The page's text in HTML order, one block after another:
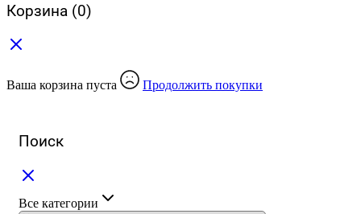
Корзина (0)
Ваша корзина пуста Продолжить покупки
Поиск
Все категории